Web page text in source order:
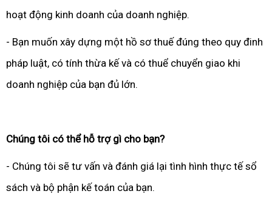
hoạt động kinh doanh của doanh nghiệp.
- Bạn muốn xây dựng một hồ sơ thuế đúng theo quy đinh
pháp luật, có tính thừa kế và có thuể chuyển giao khi
doanh nghiệp của bạn đủ lớn.
Chúng tôi có thể hỗ trợ gì cho bạn?
- Chúng tôi sẽ tư vấn và đánh giá lại tình hình thực tế sổ
sách và bộ phận kế toán của bạn.